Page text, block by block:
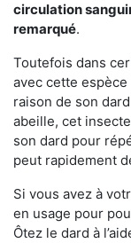
circulation
remarqué.
Toutefois dans
avec cette espèce
raison de son
abeille, cet
son dard pour
peut rapidement
Si vous avez à
en usage pour
Ôtez le dard à